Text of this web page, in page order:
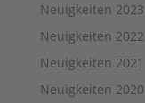
Neuigkeiten 2023
Neuigkeiten 2022
Neuigkeiten 2021
Neuigkeiten 2020